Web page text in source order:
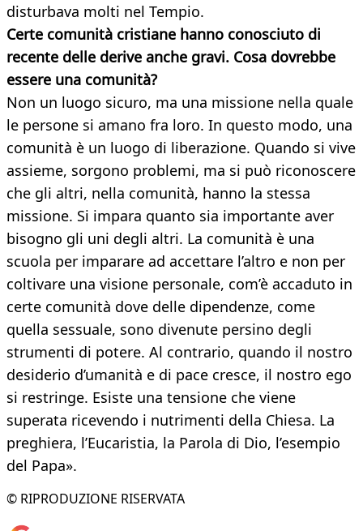
disturbava molti nel Tempio.
Certe comunità cristiane hanno conosciuto di
recente delle derive anche gravi. Cosa dovrebbe
essere una comunità?
Non un luogo sicuro, ma una missione nella quale
le persone si amano fra loro. In questo modo, una
comunità è un luogo di liberazione. Quando si vive
assieme, sorgono problemi, ma si può riconoscere
che gli altri, nella comunità, hanno la stessa
missione. Si impara quanto sia importante aver
bisogno gli uni degli altri. La comunità è una
scuola per imparare ad accettare l’altro e non per
coltivare una visione personale, com’è accaduto in
certe comunità dove delle dipendenze, come
quella sessuale, sono divenute persino degli
strumenti di potere. Al contrario, quando il nostro
desiderio d’umanità e di pace cresce, il nostro ego
si restringe. Esiste una tensione che viene
superata ricevendo i nutrimenti della Chiesa. La
preghiera, l’Eucaristia, la Parola di Dio, l’esempio
del Papa».
© RIPRODUZIONE RISERVATA